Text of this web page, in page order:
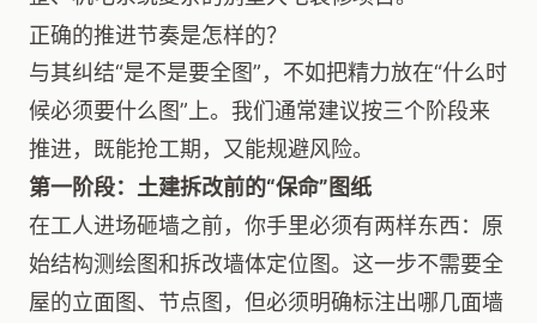
正确的推进节奏是怎样的？
与其纠结“是不是要全图”，不如把精力放在“什么时
候必须要什么图”上。我们通常建议按三个阶段来
推进，既能抢工期，又能规避风险。
第一阶段：土建拆改前的“保命”图纸
在工人进场砸墙之前，你手里必须有两样东西：原
始结构测绘图和拆改墙体定位图。这一步不需要全
屋的立面图、节点图，但必须明确标注出哪几面墙